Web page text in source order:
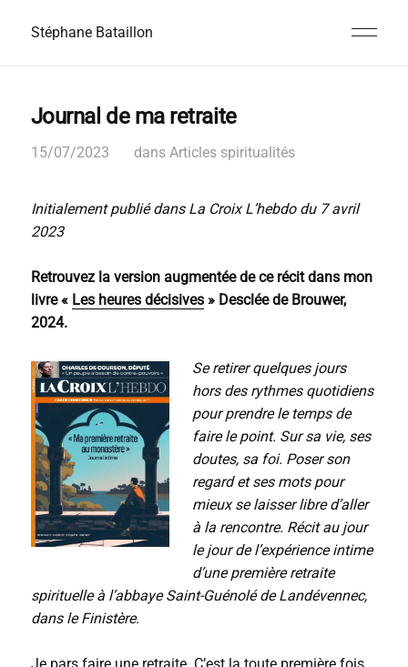
Stéphane Bataillon
Journal de ma retraite
15/07/2023 dans Articles spiritualités
Initialement publié dans La Croix L’hebdo du 7 avril
2023
Retrouvez la version augmentée de ce récit dans mon
livre « Les heures décisives» Desclée de Brouwer,
2024.
Se retirer quelques jours
hors des rythmes quotidiens
pour prendre le temps de
faire le point. Sur sa vie, ses
doutes, sa foi. Poser son
regard et ses mots pour
mieux se laisser libre d’aller
à la rencontre. Récit au jour
le jour de l’expérience intime
d’une première retraite
spirituelle à l’abbaye Saint-Guénolé de Landévennec,
dans le Finistère.